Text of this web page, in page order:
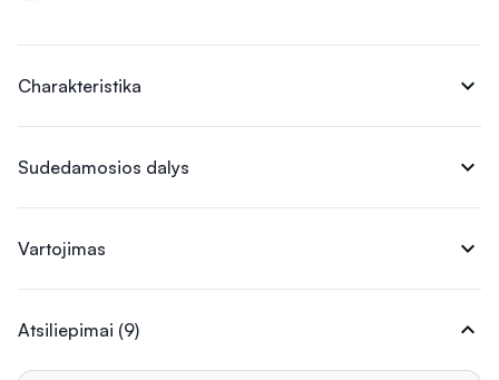
Charakteristika expand_more
Sudedamosios dalys expand_more
Vartojimas expand_more
Atsiliepimai (9) expand_more